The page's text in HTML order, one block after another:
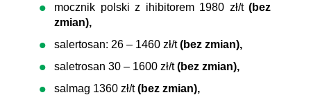
mocznik polski z ihibitorem 1980 zł/t(bez
zmian),
salertosan: 26 – 1460 zł/t(bez zmian),
saletrosan 30 – 1600 zł/t(bez zmian),
salmag 1360 zł/t(bez zmian),